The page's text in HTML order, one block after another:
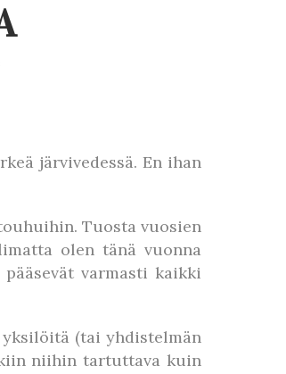
järvivedessä. En ihan
Tuosta vuosien
olen tänä vuonna
varmasti kaikki
(tai yhdistelmän
niihin tartuttava kuin